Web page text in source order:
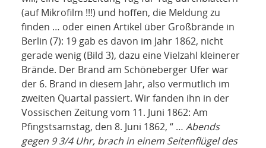
(auf Mikrofilm !!!) und hoffen, die Meldung zu
finden … oder einen Artikel über Großbrände in
Berlin (7): 19 gab es davon im Jahr 1862, nicht
gerade wenig (Bild 3), dazu eine Vielzahl kleinerer
Brände. Der Brand am Schöneberger Ufer war
der 6. Brand in diesem Jahr, also vermutlich im
zweiten Quartal passiert. Wir fanden ihn in der
Vossischen Zeitung vom 11. Juni 1862: Am
Pfingstsamstag, den 8. Juni 1862, “ … Abends
gegen 9 3/4 Uhr, brach in einem Seitenflügel des